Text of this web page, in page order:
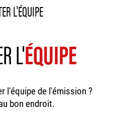
L'ÉQUIPE
L'ÉQUIPE
l'équipe de l'émission ?
bon endroit.